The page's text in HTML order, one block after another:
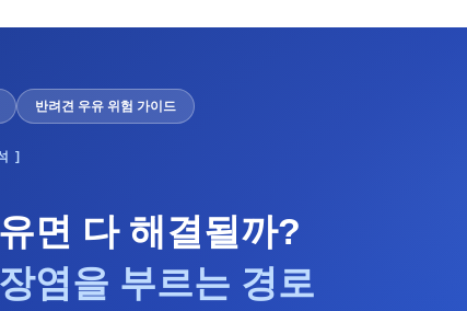
반려견 우유 위험 가이드
]
면 다 해결될까?
염을 부르는 경로